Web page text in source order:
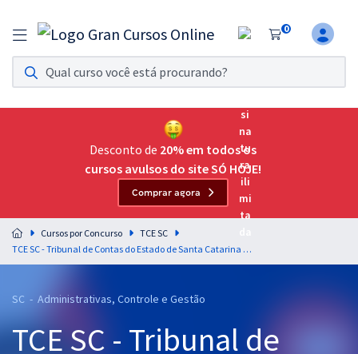
0
Assinatura Ilimitada 11
Acesso a todos os cursos. Teste grátis por 7 dias!
Assinatura OAB Até Passar
Acesso ilimitado a toda preparação para o Exame da
Residências Multiprofissionais
Preparação completa e intensiva para as principais
residências em saúde do Brasil
Cursos 20% OFF
Desconto de 20% em todos os
cursos avulsos do site SÓ HOJE!
Comprar agora
Cursos por Concurso
TCE SC
TCE SC - Tribunal de Contas do Estado de Santa Catarina - Prova Discursiva para o cargo de Auditor Fiscal de Controle Externo - Economia - Professor Leonardo Murga
SC - Administrativas, Controle e Gestão
TCE SC - Tribunal de